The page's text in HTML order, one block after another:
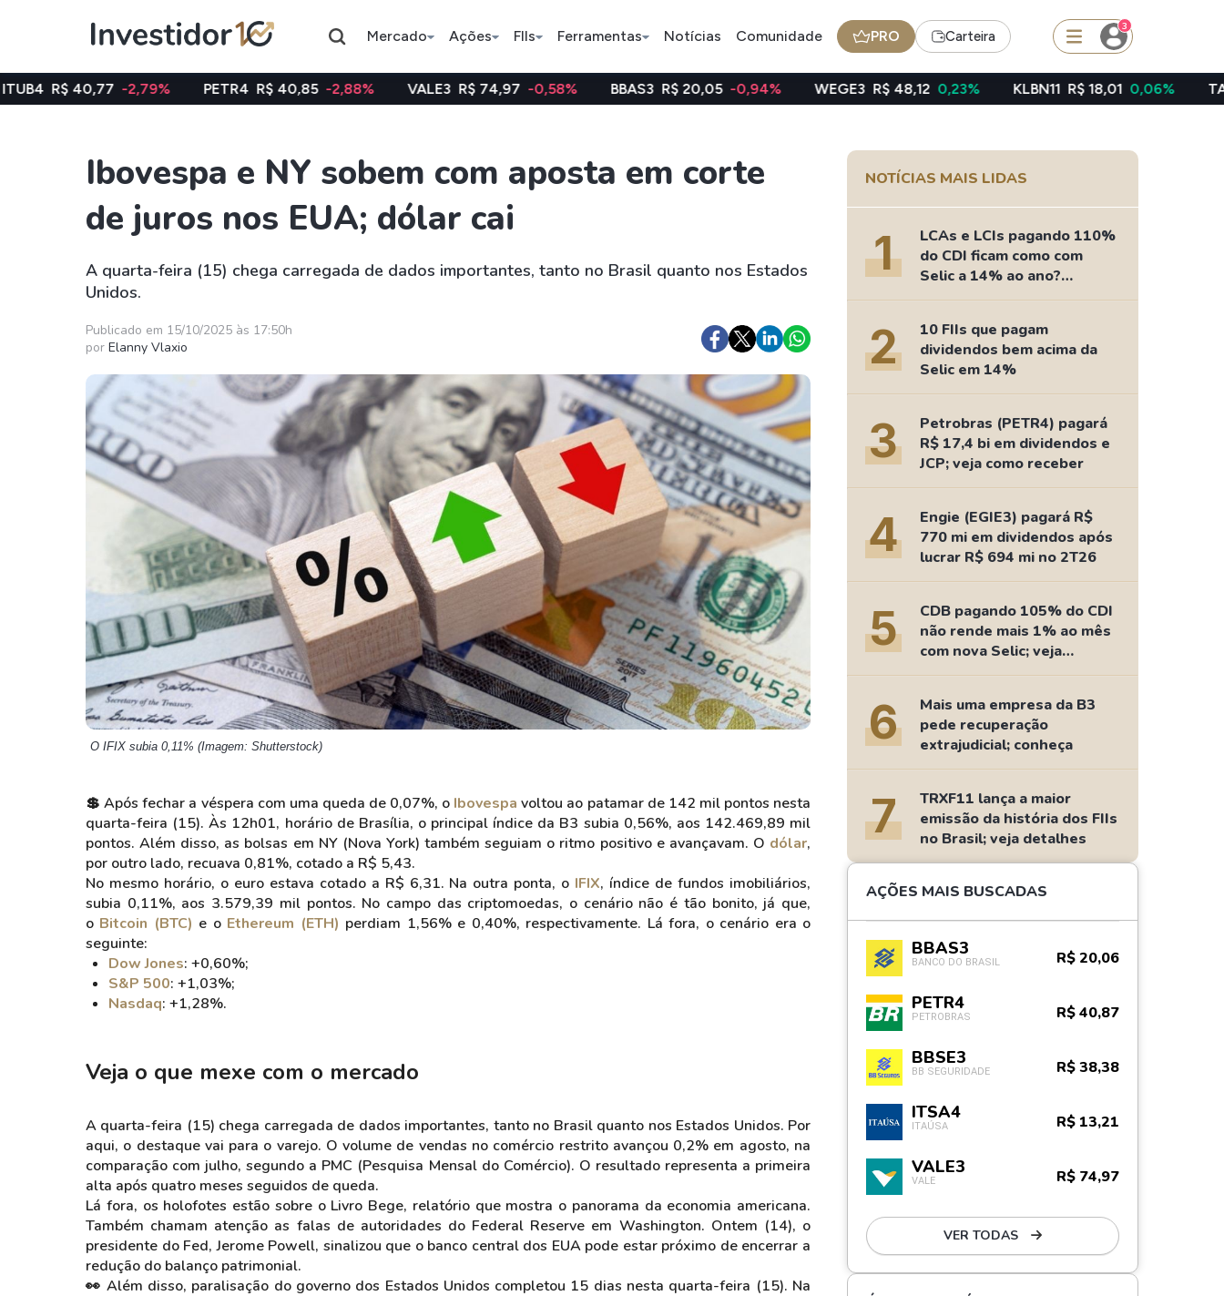
Mercado Ações FIIs Ferramentas Notícias Comunidade PRO Carteira
3
Assuntos do momento
Índice
Ibovespa
Ação
Petrobras
Ação
Bradesco Dividendos
Ações
Taesa
Itausa
Ambev
Weg
Klabin
Petrobrás
Ver todos
XPML11
HGLG11
XPLG11
KNRI11
KNCR11
Ver todos
SMAL11
HASH11
GOLD11
XINA11
Ver todos
Amazon
Google
Meta
Coca-Cola
Ver todos
Criptomoedas
Bitcoin
Ethereum
Binance Coin - BNB
Dogecoin
Solana
Cardano
Ver todos
Ideias
Agenda de Dividendos
Radar do Dividendo Inteligente
As Ações Mais Buscadas
Guia do Iniciante
-2,79% PETR4 R$ 40,85 -2,88% VALE3 R$ 74,97 -0,58% BBAS3 R$ 20,05 -0,94% WEGE3 R$ 48,12 0,23% KLBN11 R$ 18,01 0,06% TAEE11 R$ 39,49
Ibovespa e NY sobem com aposta em corte
de juros nos EUA; dólar cai
A quarta-feira (15) chega carregada de dados importantes, tanto no Brasil quanto nos Estados
Unidos.
Publicado em 15/10/2025 às 17:50h
por Elanny Vlaxio
O IFIX subia 0,11% (Imagem: Shutterstock)
💲 Após fechar a véspera com uma queda de 0,07%, o Ibovespa voltou ao patamar de 142 mil pontos nesta
quarta-feira (15). Às 12h01, horário de Brasília, o principal índice da B3 subia 0,56%, aos 142.469,89 mil
pontos. Além disso, as bolsas em NY (Nova York) também seguiam o ritmo positivo e avançavam. O dólar,
por outro lado, recuava 0,81%, cotado a R$ 5,43.
No mesmo horário, o euro estava cotado a R$ 6,31. Na outra ponta, o IFIX, índice de fundos imobiliários,
subia 0,11%, aos 3.579,39 mil pontos. No campo das criptomoedas, o cenário não é tão bonito, já que,
o Bitcoin (BTC) e o Ethereum (ETH) perdiam 1,56% e 0,40%, respectivamente. Lá fora, o cenário era o
seguinte:
Dow Jones: +0,60%;
S&P 500: +1,03%;
Nasdaq: +1,28%.
Veja o que mexe com o mercado
A quarta-feira (15) chega carregada de dados importantes, tanto no Brasil quanto nos Estados Unidos. Por
aqui, o destaque vai para o varejo. O volume de vendas no comércio restrito avançou 0,2% em agosto, na
comparação com julho, segundo a PMC (Pesquisa Mensal do Comércio). O resultado representa a primeira
alta após quatro meses seguidos de queda.
Lá fora, os holofotes estão sobre o Livro Bege, relatório que mostra o panorama da economia americana.
Também chamam atenção as falas de autoridades do Federal Reserve em Washington. Ontem (14), o
presidente do Fed, Jerome Powell, sinalizou que o banco central dos EUA pode estar próximo de encerrar a
redução do balanço patrimonial.
👀 Além disso, paralisação do governo dos Estados Unidos completou 15 dias nesta quarta-feira (15). Na
NOTÍCIAS MAIS LIDAS
1
LCAs e LCIs pagando 110%
do CDI ficam como com
Selic a 14% ao ano?
Fizemos as contas
2
10 FIIs que pagam
dividendos bem acima da
Selic em 14%
3
Petrobras (PETR4) pagará
R$ 17,4 bi em dividendos e
JCP; veja como receber
4
Engie (EGIE3) pagará R$
770 mi em dividendos após
lucrar R$ 694 mi no 2T26
5
CDB pagando 105% do CDI
não rende mais 1% ao mês
com nova Selic; veja
retorno
6
Mais uma empresa da B3
pede recuperação
extrajudicial; conheça
7
TRXF11 lança a maior
emissão da história dos FIIs
no Brasil; veja detalhes
AÇÕES MAIS BUSCADAS
BBAS3
BANCO DO BRASIL R$ 20,06
PETR4
PETROBRAS R$ 40,87
BBSE3
BB SEGURIDADE R$ 38,38
ITSA4
ITAÚSA R$ 13,21
VALE3
VALE R$ 74,97
VER TODAS